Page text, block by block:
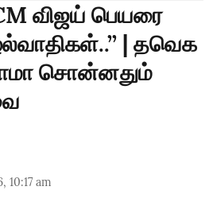
விஜய் பெயரை
| தவெக
சொன்னதும்
10:17 am